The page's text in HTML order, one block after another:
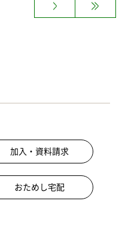
加入・資料請求
おためし宅配